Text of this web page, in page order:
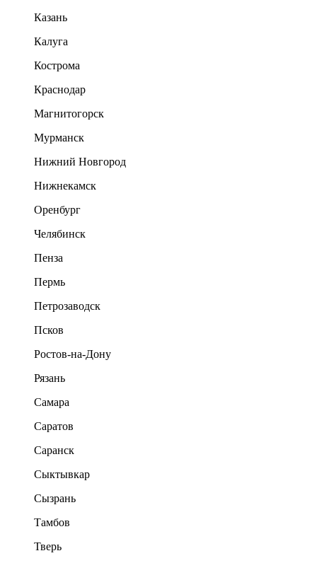
Казань
Калуга
Кострома
Краснодар
Магнитогорск
Мурманск
Нижний Новгород
Нижнекамск
Оренбург
Челябинск
Пенза
Пермь
Петрозаводск
Псков
Ростов-на-Дону
Рязань
Самара
Саратов
Саранск
Сыктывкар
Сызрань
Тамбов
Тверь